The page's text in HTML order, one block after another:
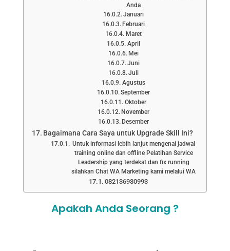
Anda
Januari
Februari
Maret
April
Mei
Juni
Juli
Agustus
September
Oktober
November
Desember
Bagaimana Cara Saya untuk Upgrade Skill Ini?
Untuk informasi lebih lanjut mengenai jadwal
training online dan offline Pelatihan Service
Leadership yang terdekat dan fix running
silahkan Chat WA Marketing kami melalui WA
082136930993
Apakah Anda Seorang ?